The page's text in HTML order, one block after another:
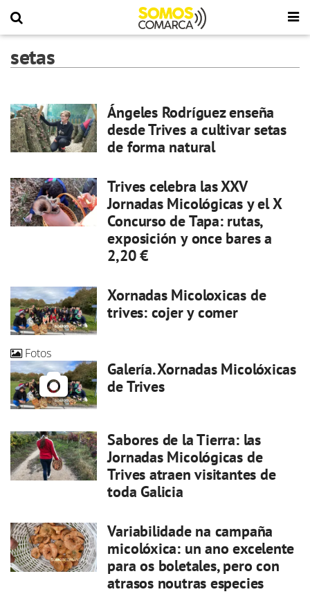
setas
Ángeles Rodríguez enseña
desde Trives a cultivar setas
de forma natural
Trives celebra las XXV
Jornadas Micológicas y el X
Concurso de Tapa: rutas,
exposición y once bares a
2,20 €
Xornadas Micoloxicas de
trives: cojer y comer
Fotos
Galería. Xornadas Micolóxicas
de Trives
Sabores de la Tierra: las
Jornadas Micológicas de
Trives atraen visitantes de
toda Galicia
Variabilidade na campaña
micolóxica: un ano excelente
para os boletales, pero con
atrasos noutras especies